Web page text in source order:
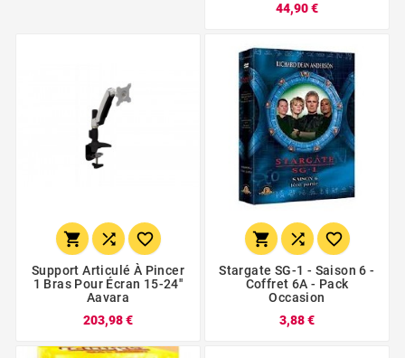
44,90 €
  
Support Articulé À Pincer
1 Bras Pour Écran 15-24''
Aavara
203,98 €
  
Stargate SG-1 - Saison 6 -
Coffret 6A - Pack
Occasion
3,88 €